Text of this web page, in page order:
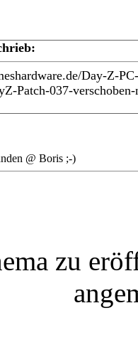
Day-Z-PC-
Patch-037-verschoben-
@ Boris ;-)
zu